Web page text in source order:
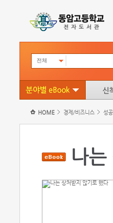
전체
HOME 경제/비즈니스 성
나